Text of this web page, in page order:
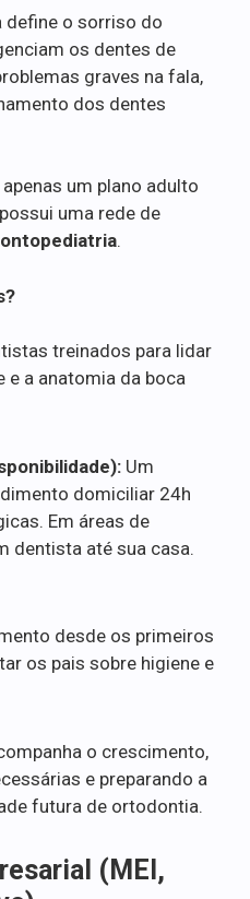
define o sorriso do
os dentes de
graves na fala,
dos dentes
apenas um plano adulto
uma rede de
.
treinados para lidar
e a anatomia da boca
Um
domiciliar 24h
Em áreas de
dentista até sua casa.
desde os primeiros
os pais sobre higiene e
o crescimento,
e preparando a
futura de ortodontia.
(MEI,